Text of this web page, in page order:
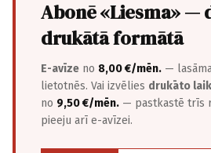
Abonē «Liesma» —
drukātā formātā
E-avīze no 8,00 €/mēn. —
lietotnēs. Vai izvēlies drukāto
no 9,50 €/mēn. — pastkastē trīs
pieeju arī e-avīzei.